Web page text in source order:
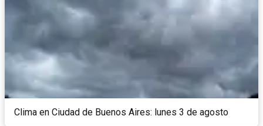
Clima en Ciudad de Buenos Aires: lunes 3 de agosto